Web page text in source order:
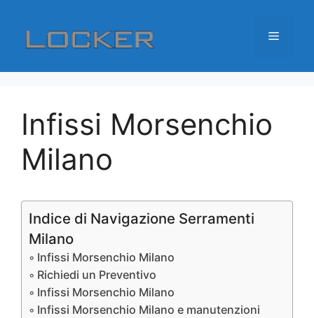
contenuto
Menu
Infissi Morsenchio
Milano
Indice di Navigazione Serramenti
Milano
Infissi Morsenchio Milano
Richiedi un Preventivo
Infissi Morsenchio Milano
Infissi Morsenchio Milano e manutenzioni